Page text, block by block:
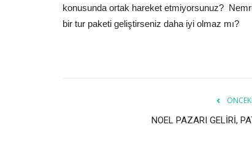
konusunda ortak hareket etmiyorsunuz?
bir tur paketi geliştirseniz daha iyi olmaz mı?
NOEL PAZARI GELİRİ,